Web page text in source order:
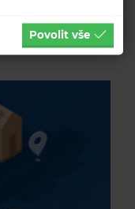
Povolit vše